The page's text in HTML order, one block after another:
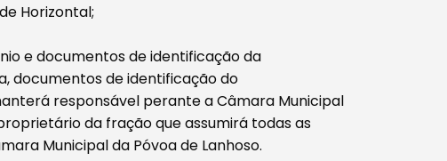
Horizontal;
e documentos de identificação da
documentos de identificação do
responsável perante a Câmara Municipal
da fração que assumirá todas as
Municipal da Póvoa de Lanhoso.